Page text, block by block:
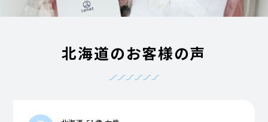
北海道のお客様の声